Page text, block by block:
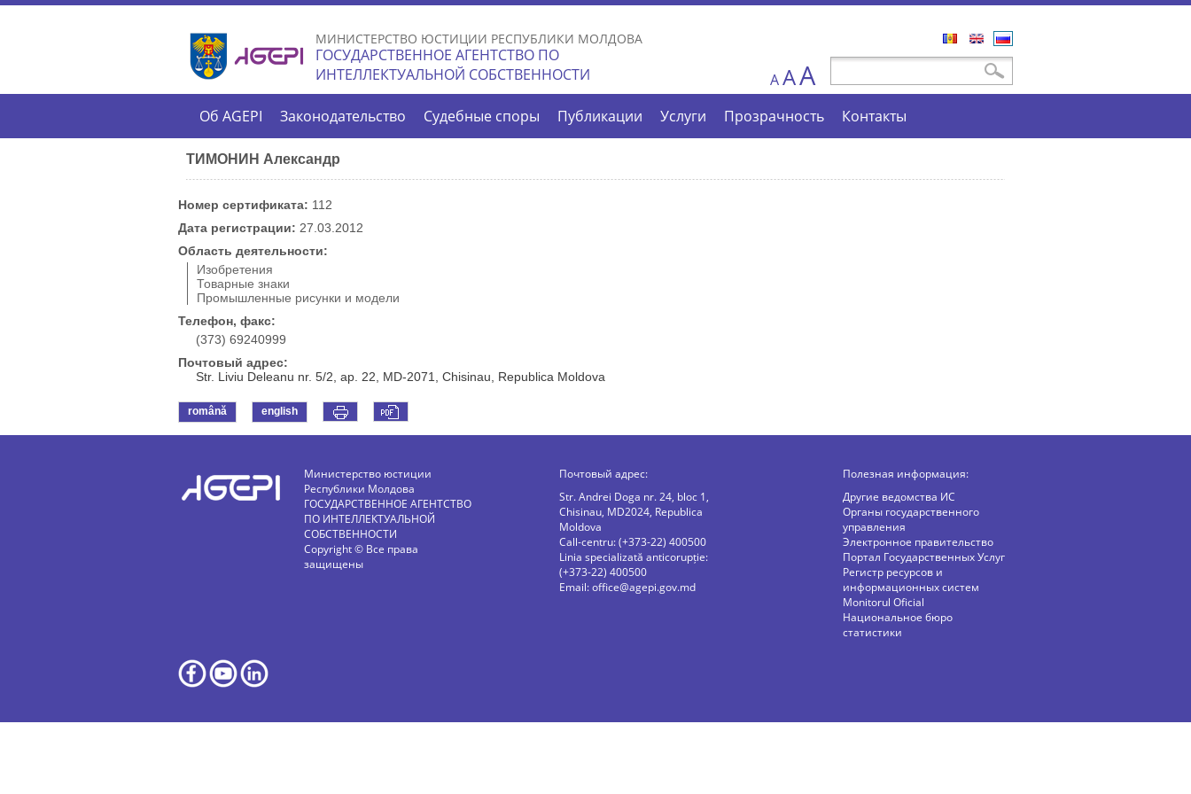
Skip to
main
content
МИНИСТЕРСТВО ЮСТИЦИИ РЕСПУБЛИКИ МОЛДОВА
ГОСУДАРСТВЕННОЕ АГЕНТСТВО ПО
ИНТЕЛЛЕКТУАЛЬНОЙ СОБСТВЕННОСТИ
Поиск
A AA
Об AGEPI Законодательство Судебные споры Публикации Услуги Прозрачность Контакты
ТИМОНИН Александр
Номер сертификата: 112
Дата регистрации: 27.03.2012
Область деятельности:
Изобретения
Товарные знаки
Промышленные рисунки и модели
Телефон, факс:
(373) 69240999
Почтовый адрес:
Str. Liviu Deleanu nr. 5/2, ap. 22, MD-2071, Chisinau, Republica Moldova
română english
Министерство юстиции
Республики Молдова
ГОСУДАРСТВЕННОЕ АГЕНТСТВО
ПО ИНТЕЛЛЕКТУАЛЬНОЙ
СОБСТВЕННОСТИ
Copyright © Все права
защищены
Почтовый адрес:
Str. Andrei Doga nr. 24, bloc 1,
Chisinau, MD2024, Republica
Moldova
Call-centru: (+373-22) 400500
Linia specializată anticorupție:
(+373-22) 400500
Email:office@agepi.gov.md
Полезная информация:
Другие ведомства ИС
Органы государственного
управления
Электронное правительство
Портал Государственных Услуг
Регистр ресурсов и
информационных систем
Monitorul Oficial
Национальное бюро
статистики